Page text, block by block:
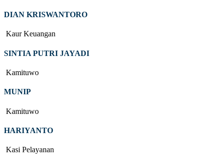
DIAN KRISWANTORO
Kaur Keuangan
SINTIA PUTRI JAYADI
Kamituwo
MUNIP
Kamituwo
HARIYANTO
Kasi Pelayanan